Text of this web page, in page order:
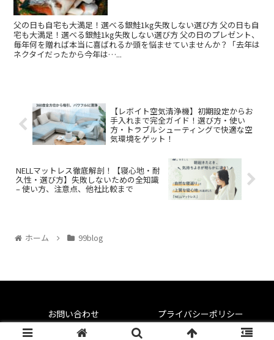
父の日も自宅も大満足！選べる銀鮭1kg失敗しない選び方 父の日も自
宅も大満足！選べる銀鮭1kg失敗しない選び方 父の日のプレゼント、
毎年何を贈れば本当に喜ばれるか頭を悩ませていませんか？「去年は
ネクタイだったから今年は…...
【レボイト空気清浄機】初期設定からお
手入れまで完全ガイド！選び方・使い
方・トラブルシューティングで快適な空
気環境をゲット！
NELLマットレス徹底解剖！【寝心地・耐
久性・選び方】失敗しないための全知識
– 使い方、注意点、他社比較まで
ホーム 99blog
お問い合わせ
プライバシーポリシー
© 2019-2026 99blog.